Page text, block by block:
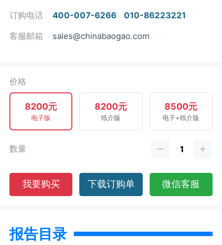
订购电话 400-007-6266 010-86223221
客服邮箱 sales@chinabaogao.com
价格
8200元
电子版
8200元
纸介版
8500元
电子+纸介版
数量
我要购买 下载订购单 微信客服
报告目录